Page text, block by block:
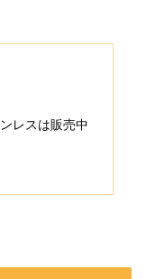
レスは販売中